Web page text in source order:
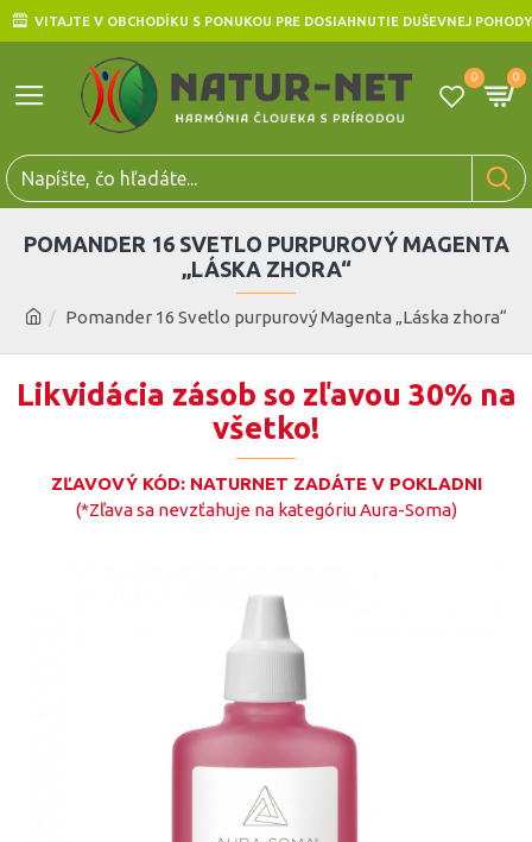
VITAJTE V OBCHODÍKU S PONUKOU PRE DOSIAHNUTIE DUŠEVNEJ POHODY
0 0
Pomander 16 Svetlo purpurový Magenta „Láska zhora“
POMANDER 16 SVETLO PURPUROVÝ MAGENTA
„LÁSKA ZHORA“
Likvidácia zásob so zľavou 30% na
všetko!
ZĽAVOVÝ KÓD: NATURNET ZADÁTE V POKLADNI
(*Zľava sa nevzťahuje na kategóriu Aura-Soma)